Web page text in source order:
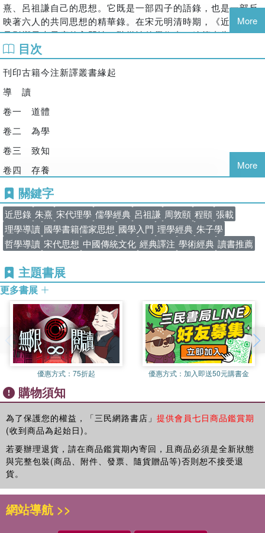
表面為四位北宋儒者之語錄，實則也映照朱熹、呂祖謙的學
術主張，是理解宋明理學的最佳原點；清代《四庫全書》評其
為「性理諸書之祖」，可見其地位之重。
辨、篤行」的遞進，本書不止談知識、談思辨，更關注如何在
日常中落實仁義與修身，讓儒學成為「可行的哲學」。
▸注譯新解，輕鬆進入宋代理學的世界
由專業學者全新注譯，語譯清晰，搭配導讀與註解，適合初
學者閱讀，同時提供進階讀者思考理學脈絡、宋明思想之演
變。
熹、呂祖謙自己的思想。它既是一部四子的語錄，也是一部反
映著六人的共同思想的精華錄。在宋元明清時期，《近思錄》
是影響最大最廣的入門性、階梯性的學術書。編纂者朱熹曾經
對他的弟子們說：「《近思錄》好看。四子，六經之階梯；
《近思錄》，四子之階梯。」（《朱子語類》卷一○五）清代
四庫館臣稱「宋明諸儒若何氏基、薛氏瑄、羅氏欽順，莫不服
膺是書……實為後來性理諸書之祖。」（《四庫全書總目提
節目詳明，體用兼該，本末殫舉。」（葉采〈進近思錄表〉）
江永稱「凡義理根源，聖學體用，皆在此編……蓋孔曾思孟而
「家法」，學習的途徑與趨向有純正與駁雜之分，選擇不同的
門徑，其結果也相去絕遠，而《近思錄》便是步入正途的第一
《近思錄》的題名，取的是孔子弟子子夏的一句話。《論語‧子
張》說：「子夏曰：『博學而篤志，切問而近思，仁在其中
矣。』」「近」之一字，可以解釋為開始、開端。在儒家學說
中，具體有兩層含義。第一，有由下而上亦即由明人事到明天
也夫！……不怨天，不尤人，下學而上達，知我者其天乎！」
（《論語‧憲問》）「下」是形下之器，指人事；「上」是形上
語‧憲問》）不學習的人只有下達，沒有上達；經過了學習的人
便應該由下達提升而至上達。第二，有由近而遠亦即由自身到
社會的含義。孔子說：「古者包羲（伏羲）氏之王天下也，仰
則觀象於天，俯則觀法於地，觀鳥獸之文與地之宜，近取諸
身，遠取諸物，於是始作八卦，以通神明之德，以類萬物之
情。」（《易傳‧繫辭下》）身外之物，不論遠近，其實都可以
和自身取得關聯。萬物乃至神明都有本心，有情由，都可以由
樂莫大焉；強恕而行，求仁莫近焉。」（《孟子‧盡心上》）能
夠凡事推己及人，那麼距離獲知天下公理也就不遠了。《大
學》說：「物有本末，事有終始，知所先後，則近道矣。」譬
如要想平天下，先要治國；要想治國，先要齊家；要想齊家，
先要修身。「自天子以至於庶人，壹是皆以修身為本。」《中
庸》也說：「君子之道：本諸身，徵諸庶民，考諸三王而不
繆，建諸天地而不悖，質諸鬼神而無疑，百世以俟聖人而不
惑。」朱熹說：「《近思錄》一書，無不切人身、救人病
者。」（《朱子語類》卷一○五）要之，所有的社會作為、政
More
目次
刊印古籍今注新譯叢書緣起
導 讀
卷一 道體
卷二 為學
卷三 致知
卷四 存養
卷五 克治
卷六 家道
卷七 出處
卷八 治體
卷九 治法
卷一○ 政事
卷一一 教學
卷一二 警戒
卷一三 辨別異端
卷一四 總論聖賢
附 錄
近思錄後序 朱 熹
近思錄後序 呂祖謙
進近思錄表 葉 采
近思錄集解序 張伯行
近思錄集註序、近思錄集註後序（二篇） 茅星來
近思錄集註序 江 永
More
關鍵字
近思錄 朱熹 宋代理學 儒學經典 呂祖謙 周敦頤 程頤 張載
理學導讀 國學書籍儒家思想 國學入門 理學經典 朱子學
哲學導讀 宋代思想 中國傳統文化 經典譯注 學術經典 讀書推薦
主題書展
更多書展
優惠方式： 75折起 優惠方式： 加入即送50元購書金
購物須知
為了保護您的權益，「三民網路書店」 提供會員七日商品鑑賞期
(收到商品為起始日)。
若要辦理退貨，請在商品鑑賞期內寄回，且商品必須是全新狀態
與完整包裝(商品、附件、發票、隨貨贈品等)否則恕不接受退
貨。
網站導航 >>